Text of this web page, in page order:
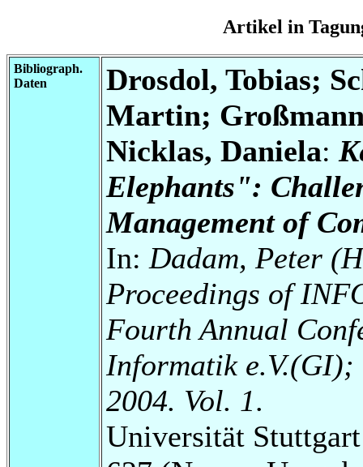
Artikel in
Bibliograph.
Daten
Drosdol, Tobias;
Martin;
Nicklas, Daniela:
Elephants":
Management of
In: Dadam, Peter
Proceedings of
Fourth Annual
Informatik e.V.(GI);
2004. Vol. 1.
Universität